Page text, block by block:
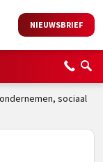
NIEUWSBRIEF
sociaal